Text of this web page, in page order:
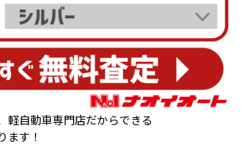
軽自動車専門店だからできる
ます！